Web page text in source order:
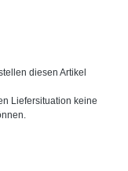
diesen Artikel
Liefersituation keine